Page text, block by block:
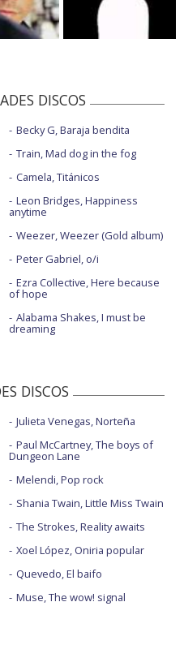
DISCOS
Becky G, Baraja bendita
Train, Mad dog in the fog
Camela, Titánicos
Leon Bridges, Happiness
anytime
Weezer, Weezer (Gold album)
Peter Gabriel, o/i
Ezra Collective, Here because
of hope
Alabama Shakes, I must be
dreaming
DISCOS
Julieta Venegas, Norteña
Paul McCartney, The boys of
Dungeon Lane
Melendi, Pop rock
Shania Twain, Little Miss Twain
The Strokes, Reality awaits
Xoel López, Oniria popular
Quevedo, El baifo
Muse, The wow! signal